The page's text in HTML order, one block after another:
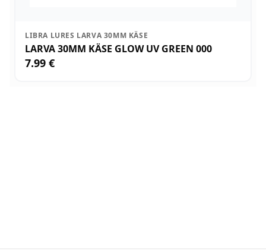
LIBRA LURES LARVA 30MM KÄSE
LARVA 30MM KÄSE GLOW UV GREEN 000
7.99 €